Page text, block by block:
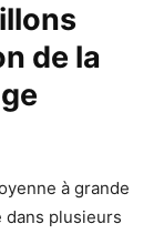
de la
à grande
plusieurs